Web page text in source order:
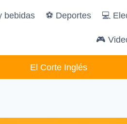
bebidas ️⚽️ Deportes 💻
🎮
El Corte Inglés